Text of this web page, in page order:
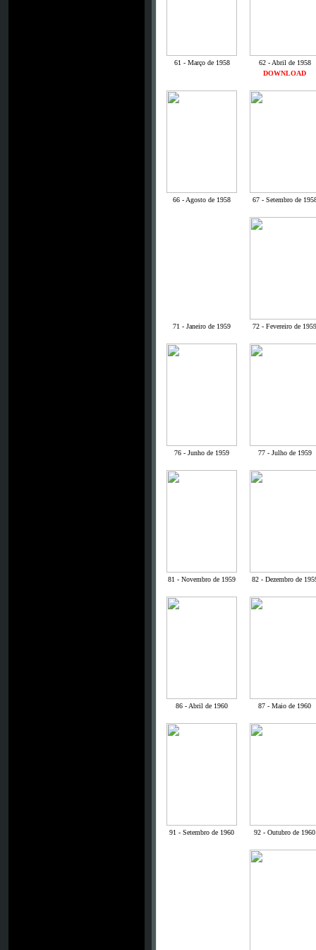
61 - Março de 1958
62 - Abril de 1958
DOWNLOAD
66 - Agosto de 1958 67 - Setembro de
71 - Janeiro de 1959 72 - Fevereiro de 1959
76 - Junho de 1959 77 - Julho de 1959
81 - Novembro de 1959 82 - Dezembro de
86 - Abril de 1960 87 - Maio de 1960
91 - Setembro de 1960 92 - Outubro de 1960